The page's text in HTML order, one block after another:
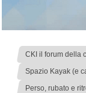
CKI il forum della
Spazio Kayak (e
Perso, rubato e